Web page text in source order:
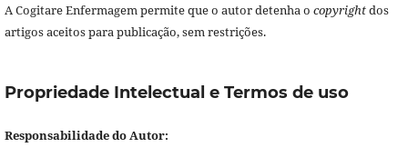
A Cogitare Enfermagem permite que o autor detenha o copyrightdos
artigos aceitos para publicação, sem restrições.
Propriedade Intelectual e Termos de uso
Responsabilidade do Autor: